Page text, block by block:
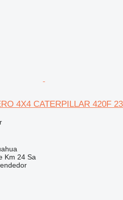
4X4 CATERPILLAR 420F
Km 24 Sa